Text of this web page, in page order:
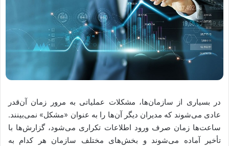
در بسیاری از سازمان‌ها، مشکلات عملیاتی به مرور زمان آن‌قدر
عادی می‌شوند که مدیران دیگر آن‌ها را به عنوان «مشکل» نمی‌بینند.
ساعت‌ها زمان صرف ورود اطلاعات تکراری می‌شود، گزارش‌ها با
تأخیر آماده می‌شوند و بخش‌های مختلف سازمان هر کدام به